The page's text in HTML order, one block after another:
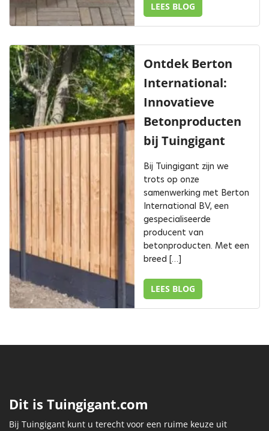
LEES BLOG
Ontdek Berton
International:
Innovatieve
Betonproducten
bij Tuingigant
Bij Tuingigant zijn we
trots op onze
samenwerking met Berton
International BV, een
gespecialiseerde
producent van
betonproducten. Met een
breed […]
LEES BLOG
Dit is Tuingigant.com
Bij Tuingigant kunt u terecht voor een ruime keuze uit